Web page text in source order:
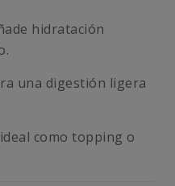
hidratación
una digestión ligera
ideal como topping o